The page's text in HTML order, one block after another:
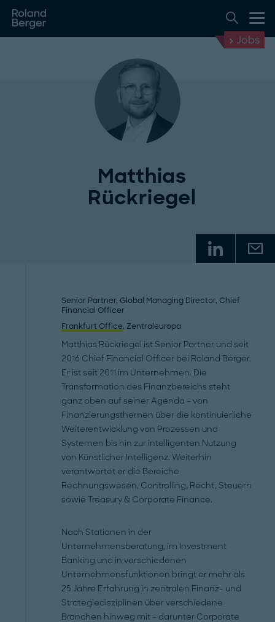
Jobs
Matthias
Rückriegel
Senior Partner, Global Managing Director, Chief
Financial Officer
Frankfurt Office, Zentraleuropa
Matthias Rückriegel ist Senior Partner und seit
2016 Chief Financial Officer bei Roland Berger.
Er ist seit 2011 im Unternehmen. Die
Transformation des Finanzbereichs steht
ganz oben auf seiner Agenda – von
Finanzierungsthemen über die kontinuierliche
Weiterentwicklung von Prozessen und
Systemen bis hin zur intelligenten Nutzung
von Künstlicher Intelligenz. Weiterhin
verantwortet er die Bereiche
Rechnungswesen, Controlling, Recht, Steuern
sowie Treasury & Corporate Finance.
Nach Stationen in der
Unternehmensberatung, im Investment
Banking und in verschiedenen
Unternehmensfunktionen bringt er mehr als
25 Jahre Erfahrung in zentralen Finanz- und
Strategiedisziplinen über verschiedene
Branchen hinweg mit - darunter Corporate